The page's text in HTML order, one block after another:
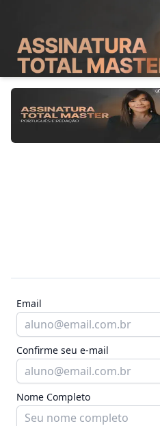
Email
Confirme seu e-mail
Nome Completo